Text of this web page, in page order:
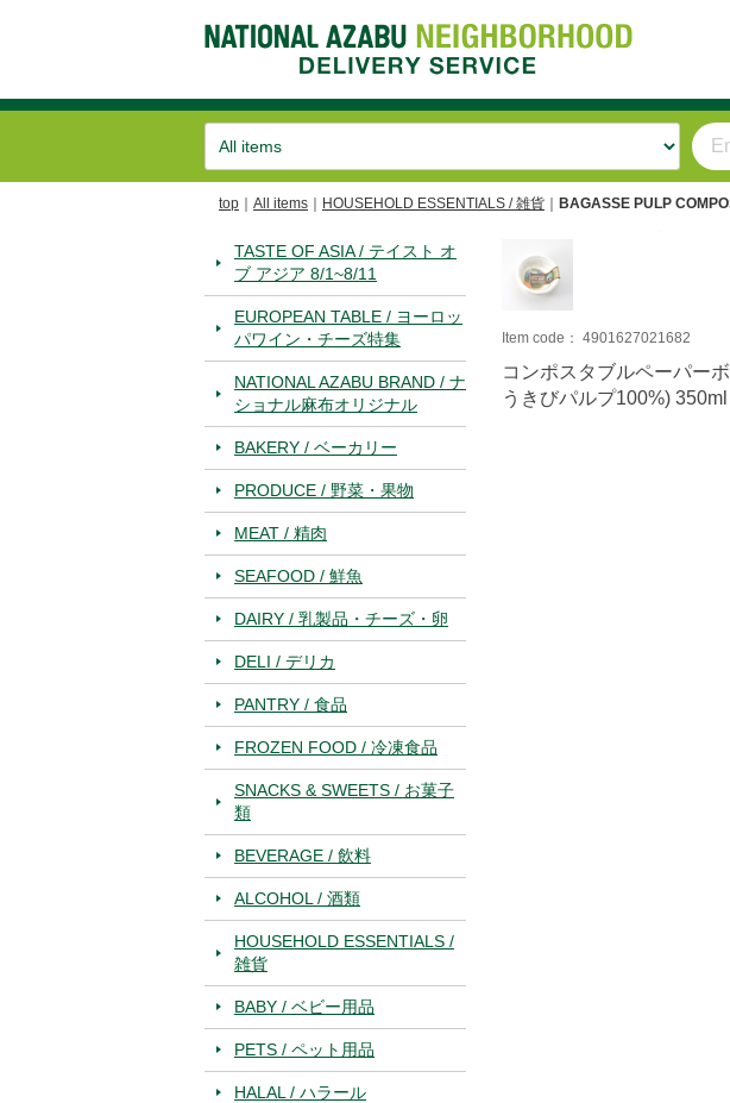
top All items HOUSEHOLD ESSENTIALS / 雑貨 BAGASSE PULP
TASTE OF ASIA / テイスト オ
ブ アジア 8/1~8/11
EUROPEAN TABLE / ヨーロッ
パワイン・チーズ特集
NATIONAL AZABU BRAND / ナ
ショナル麻布オリジナル
BAKERY / ベーカリー
PRODUCE / 野菜・果物
MEAT / 精肉
SEAFOOD / 鮮魚
DAIRY / 乳製品・チーズ・卵
DELI / デリカ
PANTRY / 食品
FROZEN FOOD / 冷凍食品
SNACKS & SWEETS / お菓子
類
BEVERAGE / 飲料
ALCOHOL / 酒類
HOUSEHOLD ESSENTIALS /
雑貨
BABY / ベビー用品
PETS / ペット用品
HALAL / ハラール
Item code： 4901627021682
コンポスタブルペーパー
うきびパルプ100%) 350ml